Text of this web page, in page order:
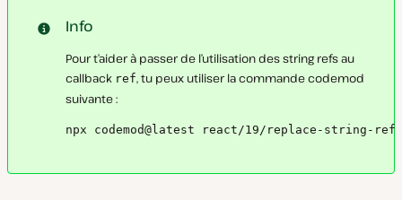
Info
Pour t’aider à passer de l’utilisation des string refs au
callback ref, tu peux utiliser la commande codemod
suivante :
npx codemod@latest react/19/replace-string-ref